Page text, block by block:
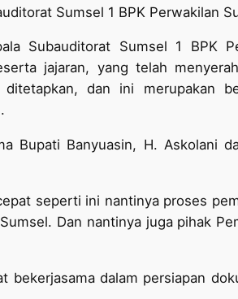
Sumsel 1 BPK Perwakilan
Subauditorat Sumsel 1 BPK
jajaran, yang telah
dan ini merupakan
Bupati Banyuasin, H. Askolani
seperti ini nantinya proses
Dan nantinya juga pihak
bekerjasama dalam persiapan